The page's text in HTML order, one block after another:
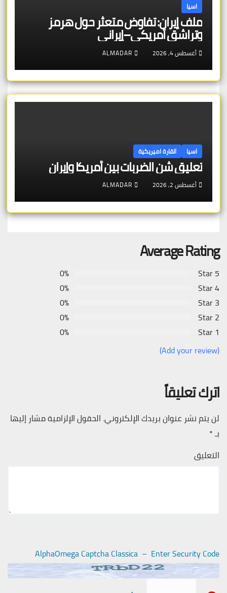
اسيا
ملف إيران: تفاوض متعثر حول هرمز
وتراشق أمريكي–إيراني
أغسطس 4, 2026 ALMADAR
اسيا القارة اميريكية
تعليق شن الضربات بين أمريكا وإيران
أغسطس 2, 2026 ALMADAR
Average Rating
5 Star
0%
4 Star
0%
3 Star
0%
2 Star
0%
1 Star
0%
(Add your review)
اترك تعليقاً
لن يتم نشر عنوان بريدك الإلكتروني. الحقول الإلزامية مشار إليها
بـ*
التعليق
AlphaOmega Captcha Classica – Enter Security Code